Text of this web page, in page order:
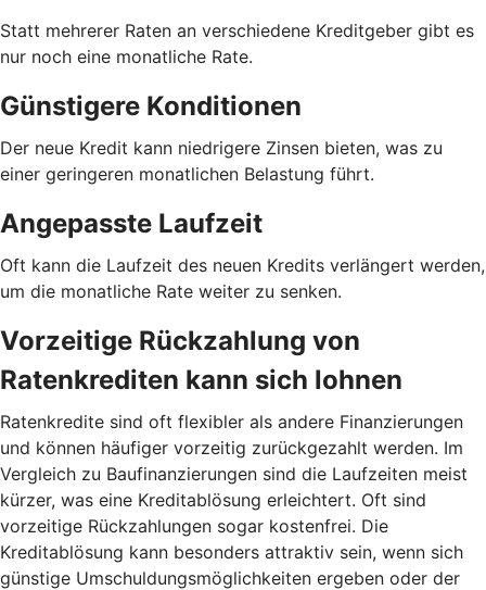
Statt mehrerer Raten an verschiedene Kreditgeber gibt es
nur noch eine monatliche Rate.
Günstigere Konditionen
Der neue Kredit kann niedrigere Zinsen bieten, was zu
einer geringeren monatlichen Belastung führt.
Angepasste Laufzeit
Oft kann die Laufzeit des neuen Kredits verlängert werden,
um die monatliche Rate weiter zu senken.
Vorzeitige Rückzahlung von
Ratenkrediten kann sich lohnen
Ratenkredite sind oft flexibler als andere Finanzierungen
und können häufiger vorzeitig zurückgezahlt werden. Im
Vergleich zu Baufinanzierungen sind die Laufzeiten meist
kürzer, was eine Kreditablösung erleichtert. Oft sind
vorzeitige Rückzahlungen sogar kostenfrei. Die
Kreditablösung kann besonders attraktiv sein, wenn sich
günstige Umschuldungsmöglichkeiten ergeben oder der